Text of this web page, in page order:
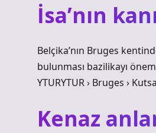
İsa’nın
Belçika’nın Bruges
bulunması bazilikayı
YTURYTUR › Bruges ›
Kenaz